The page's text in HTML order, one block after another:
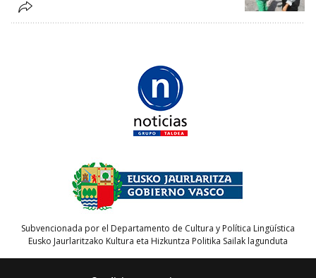
Subvencionada por el Departamento de Cultura y Política Lingüística
Eusko Jaurlaritzako Kultura eta Hizkuntza Politika Sailak lagunduta